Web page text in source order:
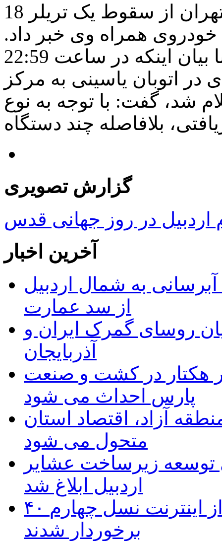
مدیر روابط عمومی اورژانس تهران از سقوط یک تریلر 18
همراه وی خبر داد.
به گزارش مغانه، حسن عباسی با بیان اینکه در ساعت 22:59
اتوبان یاسینی به مرکز
پزشکی 115 اعلام شد، گفت: با توجه به نوع
گزارش تصویری
در روز جهانی قدس
آخرین اخبار
ماده ۲۳ طرح آبرسانی به شمال اردبیل
از سد عمارت
روسای گمرک ایران و
آذربایجان
هکتار در کشت و صنعت
پارس احداث می شود
آزاد، اقتصاد استان
متحول می شود
برای توسعه زیرساخت عشایر
اردبیل ابلاغ شد
۴۰ روستای شهرستان گِرمی از اینترنت نسل چهارم
برخوردار شدند